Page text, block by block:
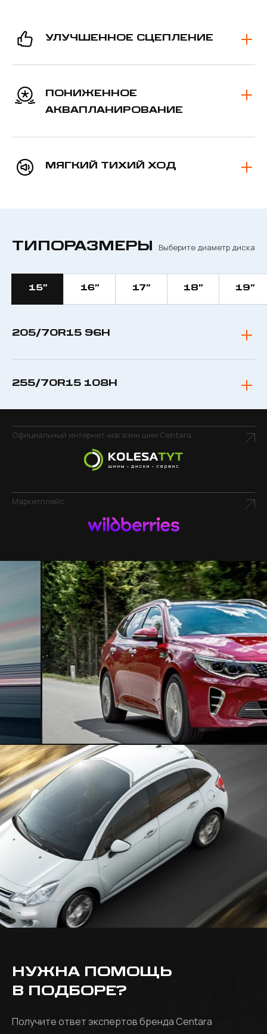
УЛУЧШЕННОЕ СЦЕПЛЕНИЕ
ПОНИЖЕННОЕ
АКВАПЛАНИРОВАНИЕ
МЯГКИЙ ТИХИЙ ХОД
ТИПОРАЗМЕРЫ Выберите диаметр диска
15” 16” 17” 18” 19”
205/70R15 96H
255/70R15 108H
Официальный интернет-магазин шин Centara
Маркетплейс
НУЖНА ПОМОЩЬ
В ПОДБОРЕ?
Получите ответ экспертов бренда Centara